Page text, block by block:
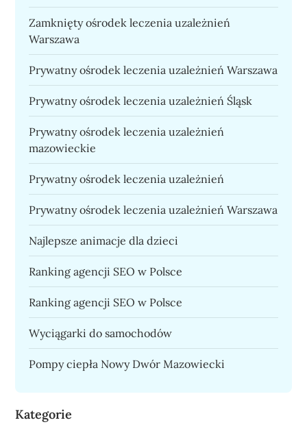
Zamknięty ośrodek leczenia uzależnień
Warszawa
Prywatny ośrodek leczenia uzależnień Warszawa
Prywatny ośrodek leczenia uzależnień Śląsk
Prywatny ośrodek leczenia uzależnień
mazowieckie
Prywatny ośrodek leczenia uzależnień
Prywatny ośrodek leczenia uzależnień Warszawa
Najlepsze animacje dla dzieci
Ranking agencji SEO w Polsce
Ranking agencji SEO w Polsce
Wyciągarki do samochodów
Pompy ciepła Nowy Dwór Mazowiecki
Kategorie